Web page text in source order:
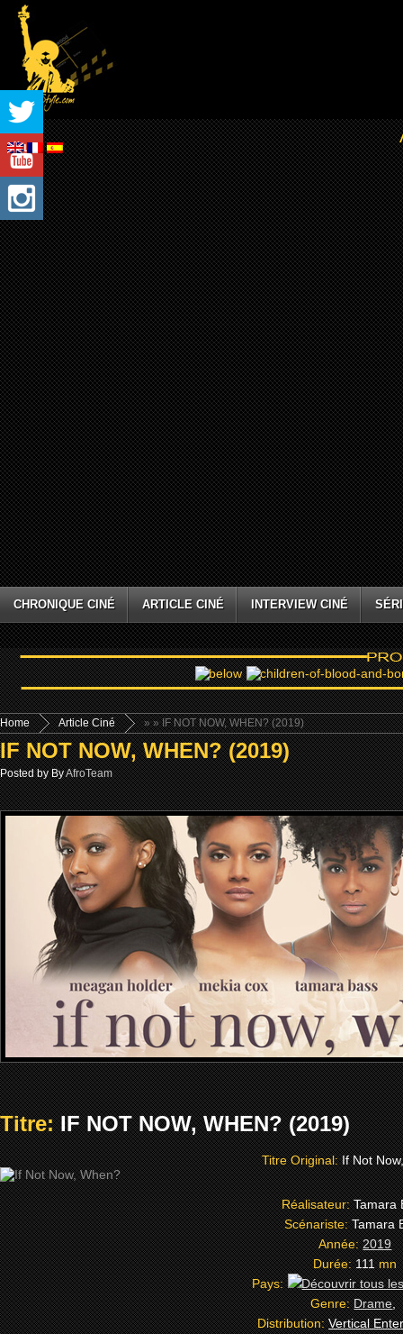
CHRONIQUE CINÉ ARTICLE CINÉ INTERVIEW CINÉ
Home »
Article Ciné » IF NOT NOW, WHEN? (2019)
IF NOT NOW, WHEN? (2019)
Posted by ByAfroTeam
Titre:IF NOT NOW, WHEN? (2019)
Titre Original:If Not
Réalisateur:Tamara
Scénariste:Tamara
Année:2019
Durée:111mn
Pays:
Genre:Drame,
Distribution:Vertical